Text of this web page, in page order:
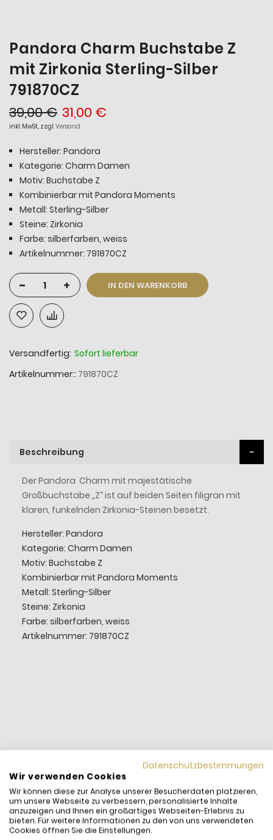
Pandora Charm Buchstabe Z
mit Zirkonia Sterling-Silber
791870CZ
31,00 €
39,00 €
inkl. MwSt., zzgl.Versand
Hersteller: Pandora
Kategorie: Charm Damen
Motiv: Buchstabe Z
Kombinierbar mit Pandora Moments
Metall: Sterling-Silber
Steine: Zirkonia
Farbe: silberfarben, weiss
Artikelnummer: 791870CZ
- + IN DEN WARENKORB
Versandfertig: Sofort lieferbar
Artikelnummer: 791870CZ
Beschreibung
Der Pandora Charm mit majestätische
Großbuchstabe „Z“ ist auf beiden Seiten filigran mit
klaren, funkelnden Zirkonia-Steinen besetzt.
Hersteller: Pandora
Kategorie: Charm Damen
Motiv: Buchstabe Z
Kombinierbar mit Pandora Moments
Metall: Sterling-Silber
Steine: Zirkonia
Farbe: silberfarben, weiss
Artikelnummer: 791870CZ
Datenschutzbestimmungen
Wir verwenden Cookies
Wir können diese zur Analyse unserer Besucherdaten platzieren,
um unsere Webseite zu verbessern, personalisierte Inhalte
anzuzeigen und Ihnen ein großartiges Webseiten-Erlebnis zu
bieten. Für weitere Informationen zu den von uns verwendeten
Cookies öffnen Sie die Einstellungen.